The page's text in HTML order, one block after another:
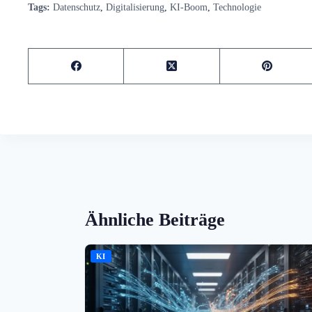
Tags: Datenschutz Digitalisierung KI-Boom Technologie
Ähnliche Beiträge
KI